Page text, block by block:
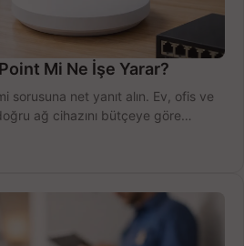
Mi Ne İşe Yarar?
sorusuna net yanıt alın. Ev, ofis ve
ağ cihazını bütçeye göre